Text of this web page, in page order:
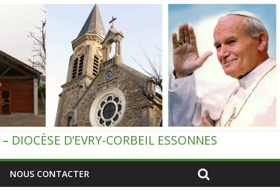
– DIOCÈSE D’EVRY-CORBEIL ESSONNES
NOUS CONTACTER